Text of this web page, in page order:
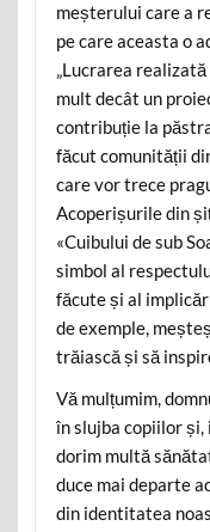
meșterului care a
pe care aceasta o
„Lucrarea
mult decât un
contribuție la
făcut comunității
care vor trece
Acoperișurile din
«Cuibului de sub
simbol al
făcute și al
de exemple,
trăiască și să
Vă mulțumim,
în slujba copiilor
dorim multă
duce mai departe
din identitatea